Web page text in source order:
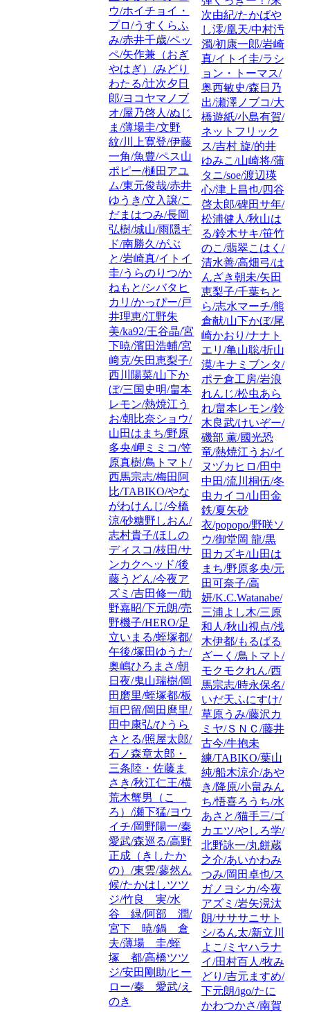
ウ/ホイチョイ・
プロ/うすくらふ
み/赤井千歳/ペッ
ペ/矢作兼（おぎ
やはぎ）/みどり
わたる/辻次夕日
郎/ヨコヤマノブ
オ/屋乃啓人/ぬじ
ま/薄場圭/文野
紋/川上寛登/伊藤
一角/魚豊/ペス山
ポピー/樋田アユ
ム/東元俊哉/赤井
ゆうき/立入譲/こ
だまはつみ/長岡
弘樹/城山/雨隠ギ
ド/南勝久/がぶ
と/岩崎真/イトイ
圭/うらのりつ/か
ねもと/シバタヒ
カリ/かっぴー/戸
井理恵/江野朱
美/ka92/王谷晶/宮
下暁/濱田浩輔/宮
﨑克/矢田恵梨子/
西川陽菜/山下か
ぼ/三国史明/畠本
レモン/熱焼江う
お/朝比奈ショウ/
山田はまち/野原
多央/岬ミミコ/笠
原真樹/鳥トマト/
西馬宗志/梅田阿
比/TABIKO/やな
がわけんじ/今橋
涼/砂糖野しおん/
志村貴子/ほしの
ディスコ/枝田/サ
ンカクヘッド/後
藤うどん/今夜ア
ズミ/吉田修一/助
野嘉昭/下元朗/売
野機子/HERO/足
立いまる/蛭塚都/
午後/塚田ゆうた/
奥嶋ひろまさ/朝
日夜/鬼山瑞樹/岡
田磨里/蛭塚都/板
垣巴留/岡田麿里/
田中康弘/ひうら
さとる/照屋太郎/
石ノ森章太郎・
三条陸・佐藤ま
さき/秋江仁王/横
荒木蟹男（こゝ
ろ）/瀬下猛/ヨウ
イチ/岡野陽一/秦
愛武/森巡る/高野
正成（きしたか
の）/東雲/蓼然ん
候/たかはしツツ
ジ/竹良 実/水
谷 緑/阿部 潤/
宮下 暁/鍋 倉
夫/薄場 圭/蛭
塚 都/高橋ツツ
ジ/安田剛助/ヒー
ロー/秦 愛武/え
のき
次由紀/たかばや
し澪/凰天/中村汚
濁/初康一郎/岩崎
真/イトイ圭/ラシ
ョン・トーマス/
奥西敏史/森日乃
出/瀬澤ノブコ/大
橋遊紙/小島有賀/
ネットフリック
ス/吉村 旋/的井
ゆみこ/山崎将/蒲
タニ/soe/渡辺瑛
心/津上昌也/四谷
啓太郎/碑田サ年/
松浦健人/秋山は
る/鈴木サキ/笹竹
のこ/翡翠こはく/
清水善/高畑弓/は
んざき朝未/矢田
恵梨子/千葉ちと
ら/志水マーチ/熊
倉献/山下かぼ/尾
崎かおり/ナナト
エリ/亀山聡/折山
漠/キナミブンタ/
ポテ倉工房/岩浪
れんじ/松虫あら
れ/畠本レモン/鈴
木良武/けいぞー/
磯部 薫/國光恐
竜/熱焼江うお/イ
ヌヅカヒロ/田中
中田/流川桐伍/冬
虫カイコ/山田金
鉄/夏矢砂
衣/popopo/野咲ソ
ウ/御堂岡 龍/黒
田カズキ/山田は
まち/野原多央/元
田可奈子/高
妍/K.C.Watanabe/
三浦よし木/三原
和人/秋山視点/浅
木伊都/もるばる
ざーく/鳥トマト/
モクモクれん/西
馬宗志/時永保名/
いだ天ふにすけ/
草原うみ/藤沢カ
ミヤ/ＳＮＣ/藤井
古今/牛抱未
練/TABIKO/葉山
純/船木涼介/あや
き/降原/小畠みん
ち/悟喜ろうち/水
あさと/猫手三/ゴ
カエツ/やしろ学/
北野詠一/丸餅蔵
之介/あいかわみ
つみ/岡田卓也/ス
ガノヨシカ/今夜
アズミ/岩矢滉汰
朗/サササニサト
シ/るん太/新立川
よこ/ミヤハラナ
イ/田村百人/牧み
どり/吉元ますめ/
下元朗/igo/たに
かわつかさ/南賀